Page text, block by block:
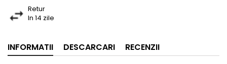
Retur
In 14 zile
INFORMATII DESCARCARI RECENZII